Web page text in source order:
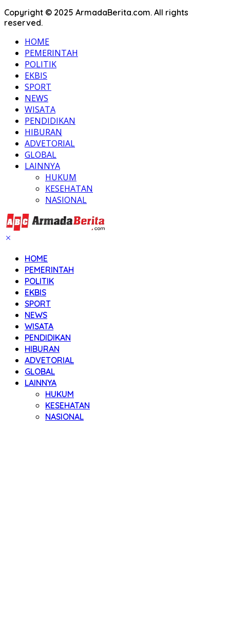
Copyright © 2025 ArmadaBerita.com. All rights
reserved.
HOME
PEMERINTAH
POLITIK
EKBIS
SPORT
NEWS
WISATA
PENDIDIKAN
HIBURAN
ADVETORIAL
GLOBAL
LAINNYA
HUKUM
KESEHATAN
NASIONAL
HOME
PEMERINTAH
POLITIK
EKBIS
SPORT
NEWS
WISATA
PENDIDIKAN
HIBURAN
ADVETORIAL
GLOBAL
LAINNYA
HUKUM
KESEHATAN
NASIONAL